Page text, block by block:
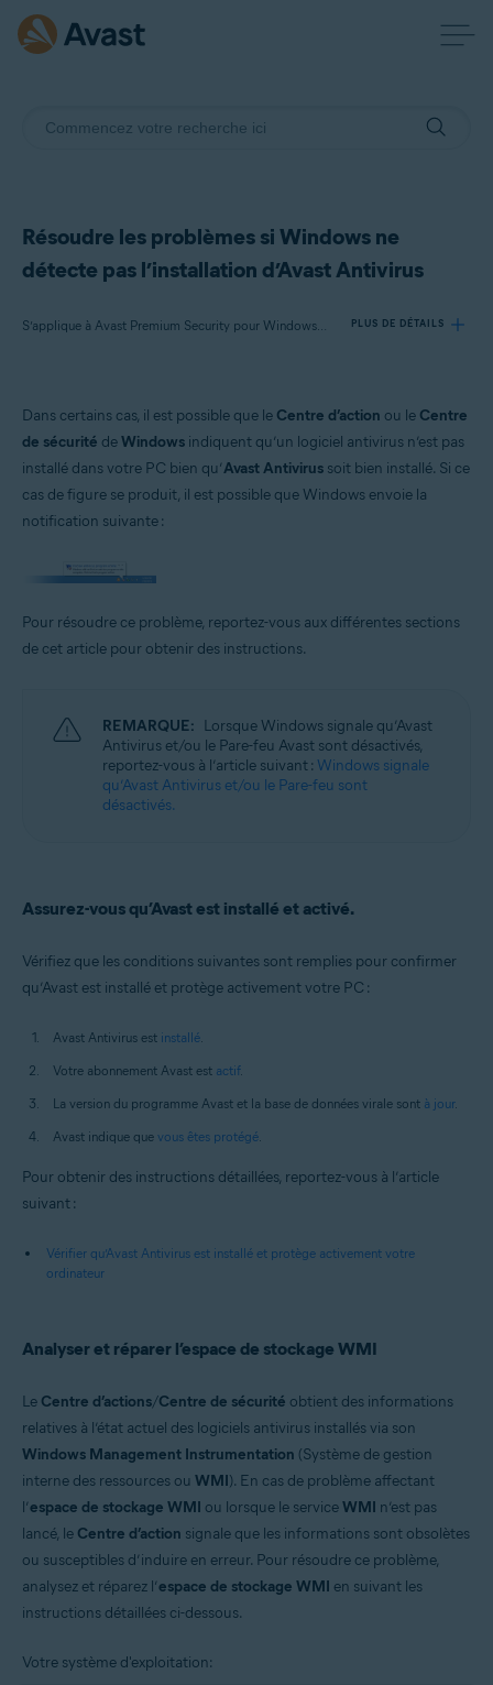
Résoudre les problèmes si Windows ne
détecte pas l’installation d’Avast Antivirus
S’applique à Avast Premium Security pour Windows, Avast Antivirus Gratuit pour Windows PLUS DE DÉTAILS
Produits:
Avast Premium Security 22.x pour Windows
Systèmes d'exploitation:
Microsoft Windows 8.1/Professionnel/Entreprise (32/64 bits)
Microsoft Windows 7 Édition Familiale Basique/Édition Familiale
Premium/Professionnel/Entreprise/Édition Intégrale - Service Pack 1
avec mise à jour cumulative de commodité (32/64 bits)
Dans certains cas, il est possible que le Centre d’action ou le Centre
de sécurité deWindows indiquent qu’un logiciel antivirus n’est pas
installé dans votre PC bien qu’Avast Antivirus soit bien installé. Si ce
cas de figure se produit, il est possible que Windows envoie la
notification suivante :
Pour résoudre ce problème, reportez-vous aux différentes sections
de cet article pour obtenir des instructions.
REMARQUE: Lorsque Windows signale qu’Avast
Antivirus et/ou le Pare-feu Avast sont désactivés,
reportez-vous à l’article suivant : Windows signale
qu’Avast Antivirus et/ou le Pare-feu sont
désactivés.
Assurez-vous qu’Avast est installé et activé.
Vérifiez que les conditions suivantes sont remplies pour confirmer
qu’Avast est installé et protège activement votre PC :
Avast Antivirus est installé
Votre abonnement Avast est actif.
La version du programme Avast et la base de données virale sont à jour.
Avast indique que vous êtes protégé
Pour obtenir des instructions détaillées, reportez-vous à l’article
suivant :
Vérifier qu’Avast Antivirus est installé et protège activement votre
ordinateur
Analyser et réparer l’espace de stockage WMI
Le Centre d’actions/Centre de sécurité obtient des informations
relatives à l’état actuel des logiciels antivirus installés via son
Windows Management Instrumentation (Système de gestion
interne des ressources ou WMI). En cas de problème affectant
l’espace de stockage WMI ou lorsque le serviceWMI n’est pas
lancé, le Centre d’action signale que les informations sont obsolètes
ou susceptibles d’induire en erreur. Pour résoudre ce problème,
analysez et réparez l’espace de stockage WMI en suivant les
instructions détaillées ci-dessous.
Votre système d'exploitation: